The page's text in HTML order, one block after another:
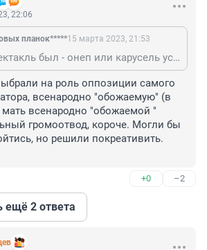
22:06
планок*****15 марта 2023, 21:53
Не. Еслип спектакль был - онеп или карусель устраивали, или бы спички тянули - у кого короткая - тот против. :)
на роль оппозиции самого
всенародно "обожаемую" (в
мать всенародно "обожаемой "
громоотвод, короче. Могли бы
но решили покреативить.
+0 –2
ещё 2 ответа